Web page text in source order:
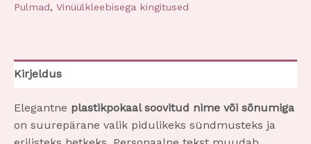
Pulmad, Vinüülkleebisega kingitused
Kirjeldus
Elegantne plastikpokaal soovitud nime või sõnumiga
on suurepärane valik pidulikeks sündmusteks ja